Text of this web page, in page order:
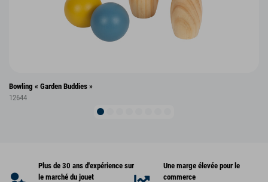
Bowling « Garden Buddies »
12644
Plus de 30 ans d'expérience sur
le marché du jouet
Une marge élevée pour le
commerce